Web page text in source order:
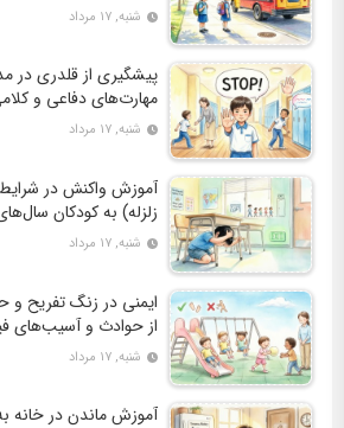
شنبه, ۱۷ مرداد
پیشگیری از قلدری در
مهارت‌های دفاعی و
شنبه, ۱۷ مرداد
آموزش واکنش در
زلزله) به کودکان
شنبه, ۱۷ مرداد
ایمنی در زنگ تفریح
از حوادث و آسیب‌های
شنبه, ۱۷ مرداد